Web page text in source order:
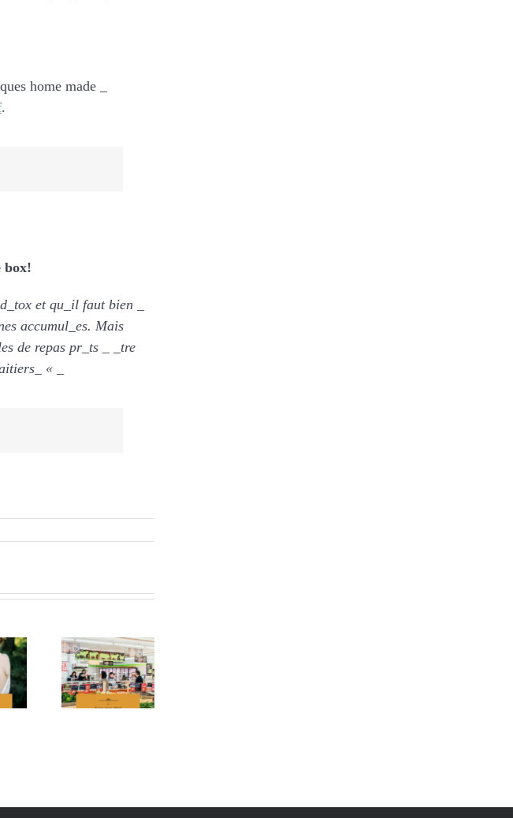
home made _
.
box!
et qu_il faut bien _
accumul_es. Mais
de repas pr_ts _ _tre
« _
avez
#33
Vous avez
aimé #38